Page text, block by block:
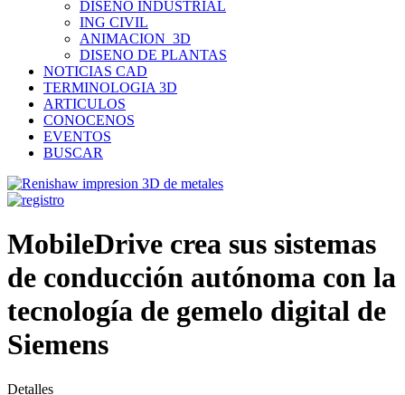
DISENO INDUSTRIAL
ING CIVIL
ANIMACION_3D
DISENO DE PLANTAS
NOTICIAS CAD
TERMINOLOGIA 3D
ARTICULOS
CONOCENOS
EVENTOS
BUSCAR
MobileDrive crea sus sistemas
de conducción autónoma con la
tecnología de gemelo digital de
Siemens
Detalles